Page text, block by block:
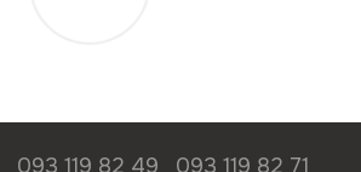
093 119 82 49 093 119 82 71